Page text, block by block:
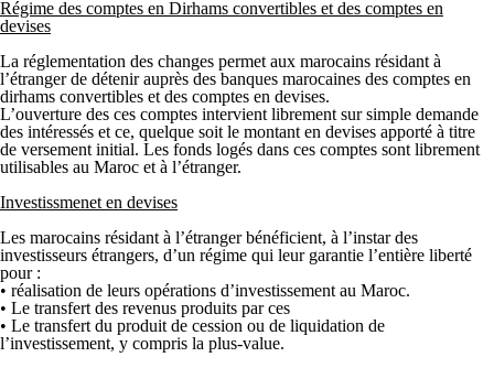
Régime des comptes en Dirhams convertibles et des comptes en
devises
La réglementation des changes permet aux marocains résidant à
l’étranger de détenir auprès des banques marocaines des comptes en
dirhams convertibles et des comptes en devises.
L’ouverture des ces comptes intervient librement sur simple demande
des intéressés et ce, quelque soit le montant en devises apporté à titre
de versement initial. Les fonds logés dans ces comptes sont librement
utilisables au Maroc et à l’étranger.
Investissmenet en devises
Les marocains résidant à l’étranger bénéficient, à l’instar des
investisseurs étrangers, d’un régime qui leur garantie l’entière liberté
pour :
• réalisation de leurs opérations d’investissement au Maroc.
• Le transfert des revenus produits par ces
• Le transfert du produit de cession ou de liquidation de
l’investissement, y compris la plus-value.